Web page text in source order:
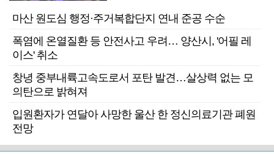
마산 원도심 행정·주거복합단지 연내 준공 수순
폭염에 온열질환 등 안전사고 우려… 양산시, '어필 레
이스' 취소
창녕 중부내륙고속도로서 포탄 발견…살상력 없는 모
의탄으로 밝혀져
입원환자가 연달아 사망한 울산 한 정신의료기관 폐원
전망